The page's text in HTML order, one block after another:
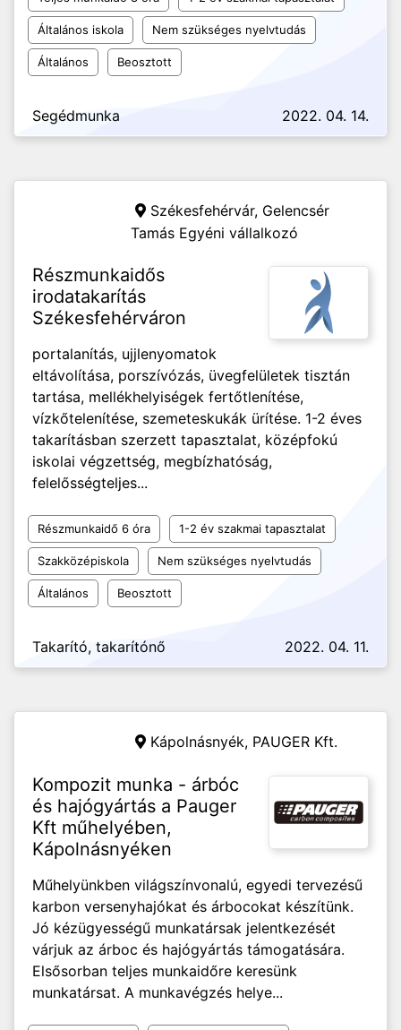
Általános iskola Nem szükséges nyelvtudás
Általános Beosztott
Segédmunka 2022. 04. 14.
Székesfehérvár, Gelencsér
Tamás Egyéni vállalkozó
Részmunkaidős
irodatakarítás
Székesfehérváron
portalanítás, ujjlenyomatok
eltávolítása, porszívózás, üvegfelületek tisztán
tartása, mellékhelyiségek fertőtlenítése,
vízkőtelenítése, szemeteskukák ürítése. 1-2 éves
takarításban szerzett tapasztalat, középfokú
iskolai végzettség, megbízhatóság,
felelősségteljes...
Részmunkaidő 6 óra 1-2 év szakmai tapasztalat
Szakközépiskola Nem szükséges nyelvtudás
Általános Beosztott
Takarító, takarítónő 2022. 04. 11.
Kápolnásnyék, PAUGER Kft.
Kompozit munka - árbóc
és hajógyártás a Pauger
Kft műhelyében,
Kápolnásnyéken
Műhelyünkben világszínvonalú, egyedi tervezésű
karbon versenyhajókat és árbocokat készítünk.
Jó kézügyességű munkatársak jelentkezését
várjuk az árboc és hajógyártás támogatására.
Elsősorban teljes munkaidőre keresünk
munkatársat. A munkavégzés helye...